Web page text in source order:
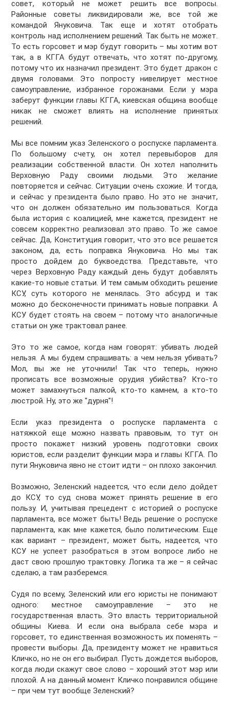
совет, который не может решить все вопросы.
Районные советы ликвидировали же, все той же
командой Януковича. Так еще и хотят отобрать
контроль над исполнением решений. Так быть не может.
То есть горсовет и мэр будут говорить – мы хотим вот
так, а в КГГА будут отвечать, что хотят по-другому,
потому что их назначил президент. Это будет дракон с
двумя головами. Это попросту нивелирует местное
самоуправление, избранное горожанами. Если у мэра
заберут функции главы КГГА, киевская община вообще
никак не сможет влиять на исполнение принятых
решений.
Мы все помним указ Зеленского о роспуске парламента.
По большому счету, он хотел перевыборов для
реализации собственной власти. Он хотел наполнить
Верховную Раду своими людьми. Это желание
повторяется и сейчас. Ситуации очень схожие. И тогда,
и сейчас у президента было право. Но это не значит,
что он должен обязательно им пользоваться. Когда
была история с коалицией, мне кажется, президент не
совсем корректно реализовал это право. То же самое
сейчас. Да, Конституция говорит, что это все решается
законом, да, есть поправка Януковича. Но мы так
просто дойдем до буквоедства. Представьте, что
через Верховную Раду каждый день будут добавлять
какие-то новые статьи. И тем самым обходить решение
КСУ, суть которого не менялась. Это абсурд и так
можно до бесконечности принимать новые поправки. А
КСУ будет стоять на своем – потому что аналогичные
статьи он уже трактовал ранее.
Это то же самое, когда нам говорят: убивать людей
нельзя. А мы будем спрашивать: а чем нельзя убивать?
Мол, вы же не уточнили! Так что теперь, нужно
прописать все возможные орудия убийства? Кто-то
может замахнуться палкой, кто-то камнем, а кто-то
люстрой. Ну, это же "дурня"!
Если указ президента о роспуске парламента с
натяжкой еще можно назвать правовым, то тут он
просто покажет низкий уровень подготовки своих
юристов, если разделит функции мэра и главы КГГА. По
пути Януковича явно не стоит идти – он плохо закончил.
Возможно, Зеленский надеется, что если дело дойдет
до КСУ, то суд снова может принять решение в его
пользу. И, учитывая прецедент с историей о роспуске
парламента, все может быть! Ведь решение о роспуске
парламента, как мне кажется, было политическим. Еще
как вариант – президент, может быть, надеется, что
КСУ не успеет разобраться в этом вопросе либо не
даст свою прошлую трактовку. Логика та же – я сейчас
сделаю, а там разберемся.
Судя по всему, Зеленский или его юристы не понимают
одного: местное самоуправление – это не
государственная власть. Это власть территориальной
общины Киева. И если она выбрала себе мэра и
горсовет, то единственная возможность их поменять –
провести выборы. Да, президенту может не нравиться
Кличко, но не он его выбирал. Пусть дождется выборов,
когда люди скажут свое слово – хороший этот мэр или
плохой. А на данный момент Кличко понравился общине
– при чем тут вообще Зеленский?